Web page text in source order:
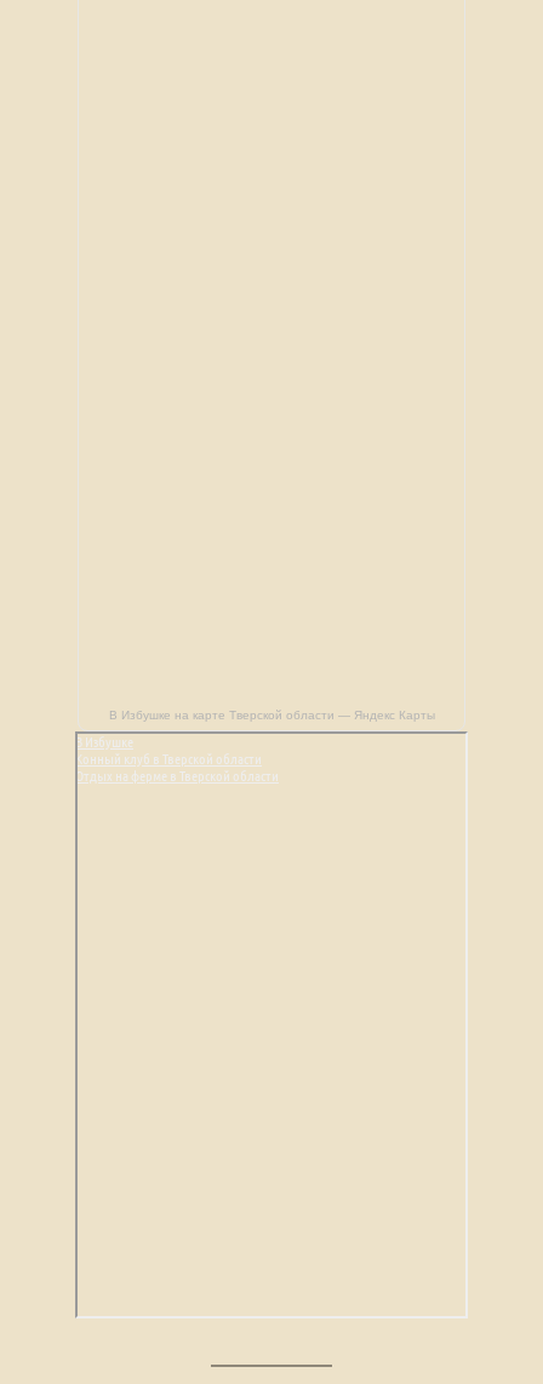
В Избушке на карте Тверской области — Яндекс Карты
В Избушке
Конный клуб в Тверской области
Отдых на ферме в Тверской области